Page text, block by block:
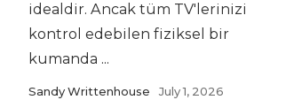
idealdir. Ancak tüm TV'lerinizi
kontrol edebilen fiziksel bir
kumanda ...
Sandy Writtenhouse July 1, 2026